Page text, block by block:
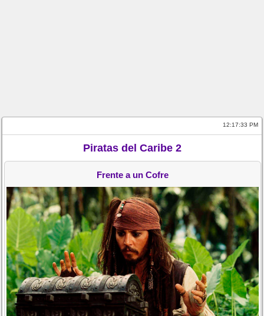
12:17:33 PM
Piratas del Caribe 2
Frente a un Cofre